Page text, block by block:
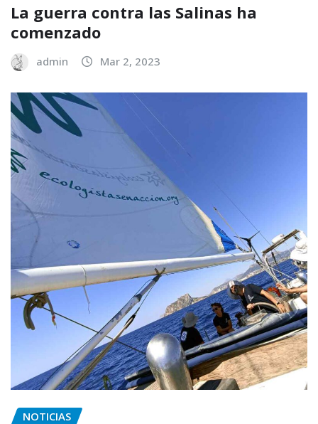
La guerra contra las Salinas ha
comenzado
admin Mar 2, 2023
NOTICIAS